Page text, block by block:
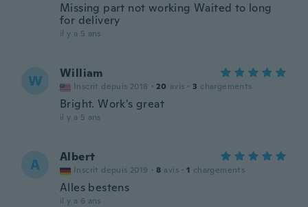
Missing part not working Waited to long
for delivery
il y a 5 ans
W William
Inscrit depuis 2018 · 20 avis · 3 chargements
Bright. Work's great
il y a 5 ans
A Albert
Inscrit depuis 2019 · 8 avis · 1 chargements
Alles bestens
il y a 6 ans